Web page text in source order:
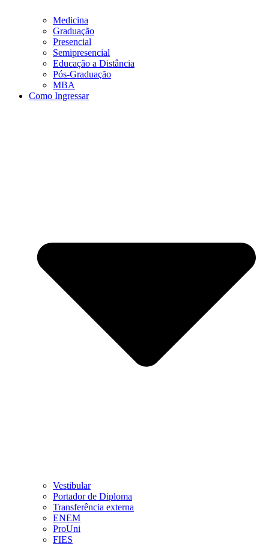
Medicina
Graduação
Presencial
Semipresencial
Educação a Distância
Pós-Graduação
MBA
Como Ingressar
Vestibular
Portador de Diploma
Transferência externa
ENEM
ProUni
FIES